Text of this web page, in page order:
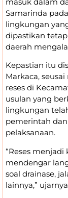
Samarinda
lingkungan
dipastikan
daerah
Kepastian itu
Markaca,
reses di
usulan yang
lingkungan
pemerintah
pelaksanaan.
“Reses
mendengar
soal drainase,
lainnya,”